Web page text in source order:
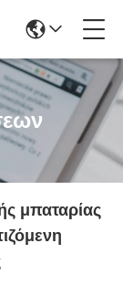
μπαταρίας